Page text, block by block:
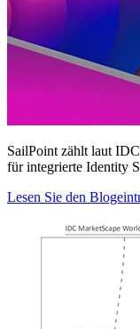
SailPoint zählt laut
für integrierte Identity
Lesen Sie den